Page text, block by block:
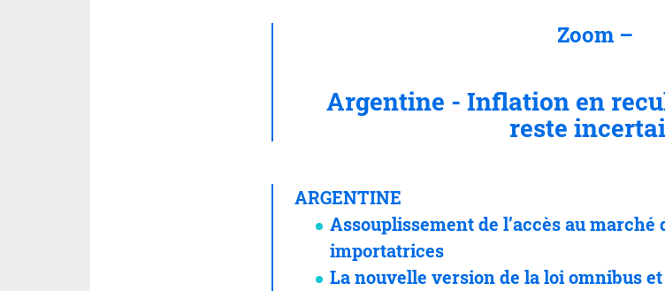
Zoom –
Argentine - Inflation en
reste
ARGENTINE
Assouplissement de l’accès au marché
importatrices
La nouvelle version de la loi omnibus